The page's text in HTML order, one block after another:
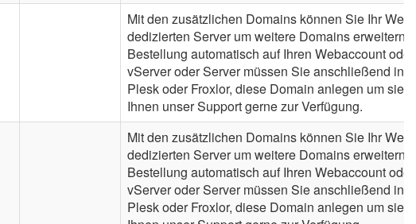
Mit den zusätzlichen Domains können Sie Ihr
dedizierten Server um weitere Domains
Bestellung automatisch auf Ihren Webaccount
vServer oder Server müssen Sie anschließend in
Plesk oder Froxlor, diese Domain anlegen um sie
Ihnen unser Support gerne zur Verfügung.
Mit den zusätzlichen Domains können Sie Ihr
dedizierten Server um weitere Domains
Bestellung automatisch auf Ihren Webaccount
vServer oder Server müssen Sie anschließend in
Plesk oder Froxlor, diese Domain anlegen um sie